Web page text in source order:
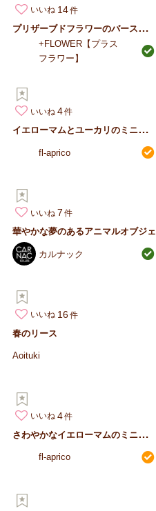
いいね 14
プ
リザーブドフラワーのバースデープレート
+FLOWER【プラス
フラワー】
いいね 4
イ
エローマムとユーカリのミニスワッグ
fl-aprico
いいね 7
華やかな夢のあるアニマルオブジェ
カルナック
いいね 16
春のリース
Aoituki
いいね 4
さ
わやかなイエローマムのミニブーケ
fl-aprico